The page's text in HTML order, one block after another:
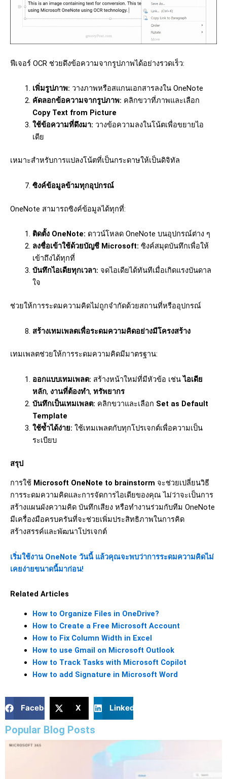
ฟีเจอร์ OCR ช่วยดึงข้อความจากรูปภาพได้อย่างรวดเร็ว:
เพิ่มรูปภาพ: วางภาพหรือสแกนเอกสารลงใน OneNote
คัดลอกข้อความจากรูปภาพ: คลิกขวาที่ภาพและเลือก
Copy Text from Picture
ใช้ข้อความที่ดึงมา: วางข้อความลงในโน้ตเพื่อขยายไอ
เดีย
เหมาะสำหรับการแปลงโน้ตที่เป็นกระดาษให้เป็นดิจิทัล
ซิงค์ข้อมูลข้ามทุกอุปกรณ์
OneNote สามารถซิงค์ข้อมูลได้ทุกที่:
ติดตั้ง OneNote: ดาวน์โหลด OneNote บนอุปกรณ์ต่าง ๆ
ลงชื่อเข้าใช้ด้วยบัญชี Microsoft: ซิงค์สมุดบันทึกเพื่อให้
เข้าถึงได้ทุกที่
บันทึกไอเดียทุกเวลา: จดไอเดียได้ทันทีเมื่อเกิดแรงบันดาล
ใจ
ช่วยให้การระดมความคิดไม่ถูกจำกัดด้วยสถานที่หรืออุปกรณ์
สร้างเทมเพลตเพื่อระดมความคิดอย่างมีโครงสร้าง
เทมเพลตช่วยให้การระดมความคิดมีมาตรฐาน:
ออกแบบเทมเพลต: สร้างหน้าใหม่ที่มีหัวข้อ เช่นไอเดีย
หลัก, งานที่ต้องทำ, ทรัพยากร
บันทึกเป็นเทมเพลต: คลิกขวาและเลือก Set as Default
Template
ใช้ซ้ำได้ง่าย: ใช้เทมเพลตกับทุกโปรเจกต์เพื่อความเป็น
ระเบียบ
สรุป
การใช้ Microsoft OneNote to brainstorm จะช่วยเปลี่ยนวิธี
การระดมความคิดและการจัดการไอเดียของคุณ ไม่ว่าจะเป็นการ
สร้างแผนผังความคิด บันทึกเสียง หรือทำงานร่วมกับทีม OneNote
มีเครื่องมือครบครันที่จะช่วยเพิ่มประสิทธิภาพในการคิด
สร้างสรรค์และพัฒนาโปรเจกต์
เริ่มใช้งาน OneNote วันนี้ แล้วคุณจะพบว่าการระดมความคิดไม่
เคยง่ายขนาดนี้มาก่อน!
Related Articles
How to Organize Files in OneDrive?
How to Create a Free Microsoft Account
How to Fix Column Width in Excel
How to use Gmail on Microsoft Outlook
How to Track Tasks with Microsoft Copilot
How to add Signature in Microsoft Word
Facebook X LinkedIn
Popular Blog Posts